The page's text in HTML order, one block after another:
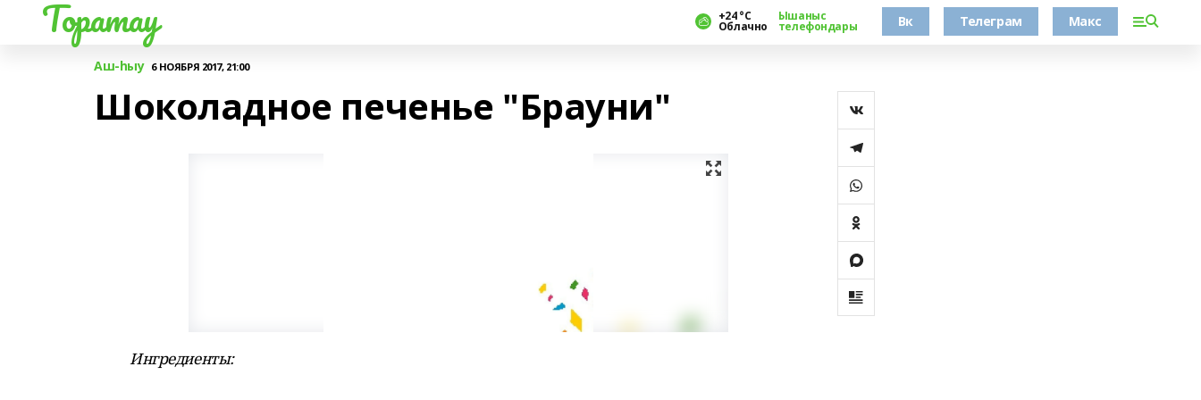
Торатау +24 °С
Облачно
Ышаныс
телефондары Вк Телеграм Макс
Аш-һыу 6 НОЯБРЯ 2017, 21:00
Шоколадное печенье "Брауни"
Ингредиенты: